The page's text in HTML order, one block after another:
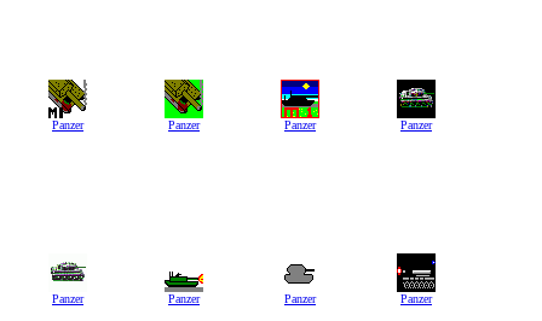
Panzer Panzer Panzer Panzer
Panzer Panzer Panzer Panzer